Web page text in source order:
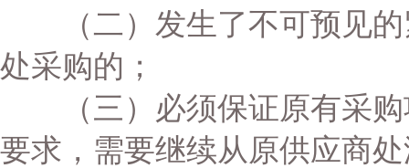
（二）发生了不可预见的
处采购的；
（三）必须保证原有采购
要求，需要继续从原供应商